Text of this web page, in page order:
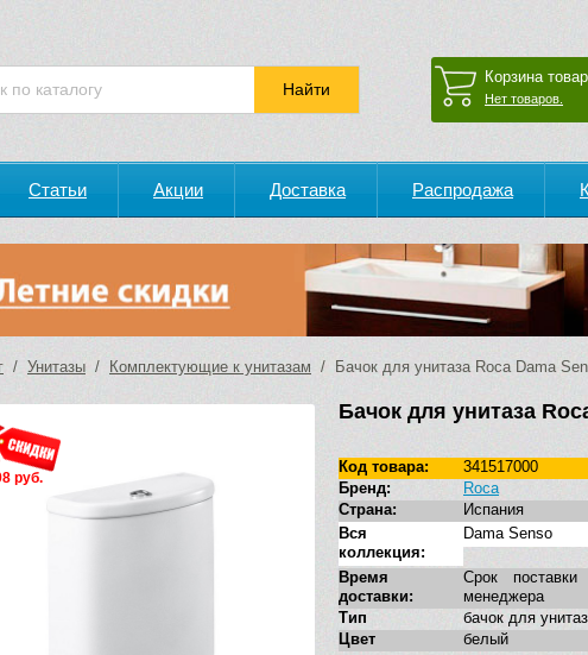
Корзина
Нет товаров.
Статьи Акции Доставка Распродажа
/ Унитазы / Комплектующие к унитазам / Бачок для унитаза Roca Dama
руб.
Бачок для унитаза
Код товара:
341517000
Бренд:
Roca
Страна:
Испания
Вся
коллекция:
Dama Senso
Время
доставки:
Срок
менеджера
Тип
бачок для
Цвет
белый